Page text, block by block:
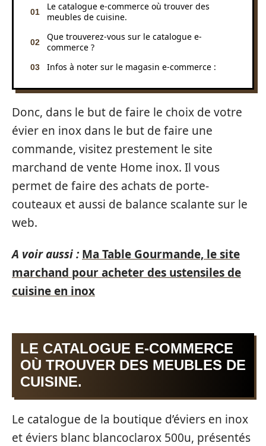
Le catalogue e-commerce où trouver des
meubles de cuisine.
Que trouverez-vous sur le catalogue e-
commerce ?
Infos à noter sur le magasin e-commerce :
Donc, dans le but de faire le choix de votre
évier en inox dans le but de faire une
commande, visitez prestement le site
marchand de vente Home inox. Il vous
permet de faire des achats de porte-
couteaux et aussi de balance scalante sur le
web.
A voir aussi : Ma Table Gourmande, le site
marchand pour acheter des ustensiles de
cuisine en inox
LE CATALOGUE E-COMMERCE
OÙ TROUVER DES MEUBLES DE
CUISINE.
Le catalogue de la boutique d’éviers en inox
et éviers blanc blancoclarox 500u, présentés